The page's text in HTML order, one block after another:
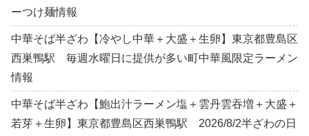
ーつけ麺情報
中華そば半ざわ【冷やし中華＋大盛＋生卵】東京都豊島区
西巣鴨駅 毎週水曜日に提供が多い町中華風限定ラーメン
情報
中華そば半ざわ【鮑出汁ラーメン塩＋雲丹雲吞増＋大盛＋
若芽＋生卵】東京都豊島区西巣鴨駅 2026/8/2半ざわの日